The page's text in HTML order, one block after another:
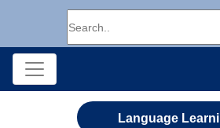
Language